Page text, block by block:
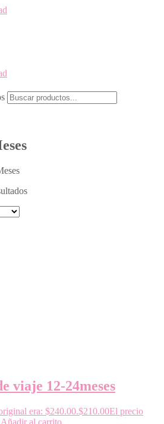
viaje 12-24meses
era: $240.00.$210.00El precio
Añadir al carrito